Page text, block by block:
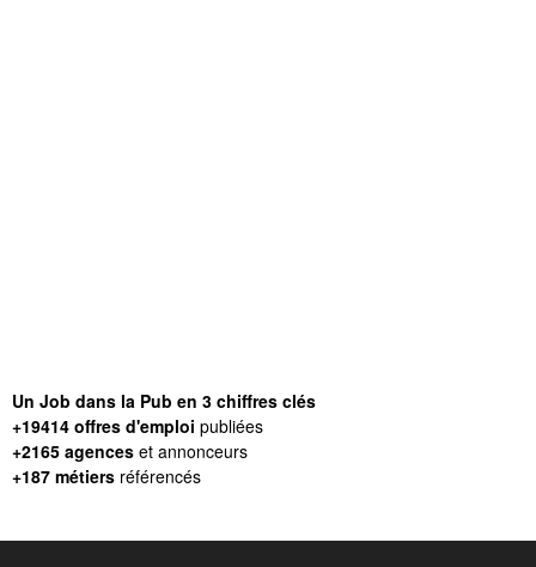
Un Job dans la Pub en 3 chiffres clés
+19414 offres d'emploi publiées
+2165 agences et annonceurs
+187 métiers référencés